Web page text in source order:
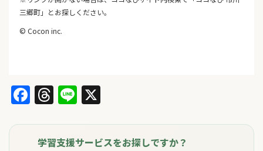
三郷町」とお探しください。
© Cocon inc.
Facebook
Threads
Line
学習支援サービスをお探しですか？